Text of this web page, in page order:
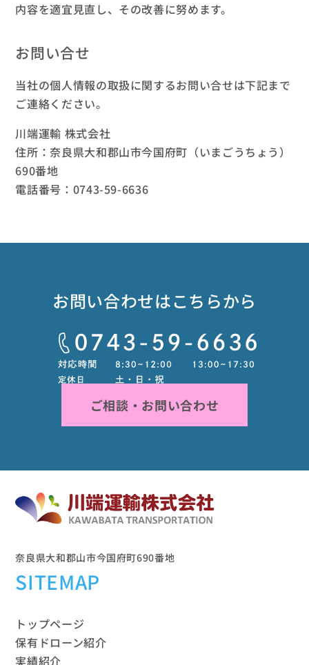
内容を適宜見直し、その改善に努めます。
お問い合せ
当社の個人情報の取扱に関するお問い合せは下記まで
ご連絡ください。
川端運輸 株式会社
住所：奈良県大和郡山市今国府町（いまごうちょう）
690番地
電話番号：0743-59-6636
お問い合わせはこちらから
ご相談・お問い合わせ
奈良県大和郡山市今国府町690番地
SITEMAP
トップページ
保有ドローン紹介
実績紹介